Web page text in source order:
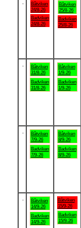
Båtviken
24/8-26
Badviken
24/8-26
Båtviken
25/8-26
Badviken
25/8-26
Båtviken
31/8-26
Badviken
31/8-26
Båtviken
1/9-26
Badviken
1/9-26
Båtviken
7/9-26
Badviken
7/9-26
Båtviken
8/9-26
Badviken
8/9-26
Båtviken
14/9-26
Badviken
14/9-26
Båtviken
15/9-26
Badviken
15/9-26